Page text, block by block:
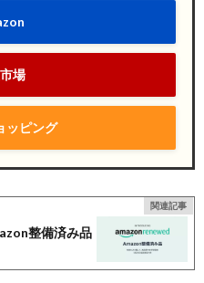
場
ッピング
関連記事
整備済み品